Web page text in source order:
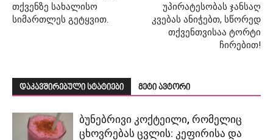
თქვენზე სახალისო
სიმართლეს გეტყვით.
უპირატესობას ჯანსაღ
კვებას ანიჭებთ, სწორედ
თქვენთვისაა ტორტი
ჩირებით!
დაკავშირებული სტატიები მეტი ავტორი
ბუნებრივი კოქტეილი, რომელიც
ცხოვრებას ცვლის: კეფირისა და